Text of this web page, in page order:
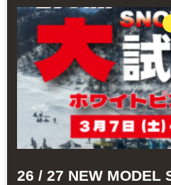
26 / 27 NEW MODEL